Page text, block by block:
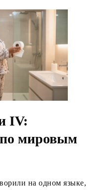
IV:
по мировым
на одном языке,